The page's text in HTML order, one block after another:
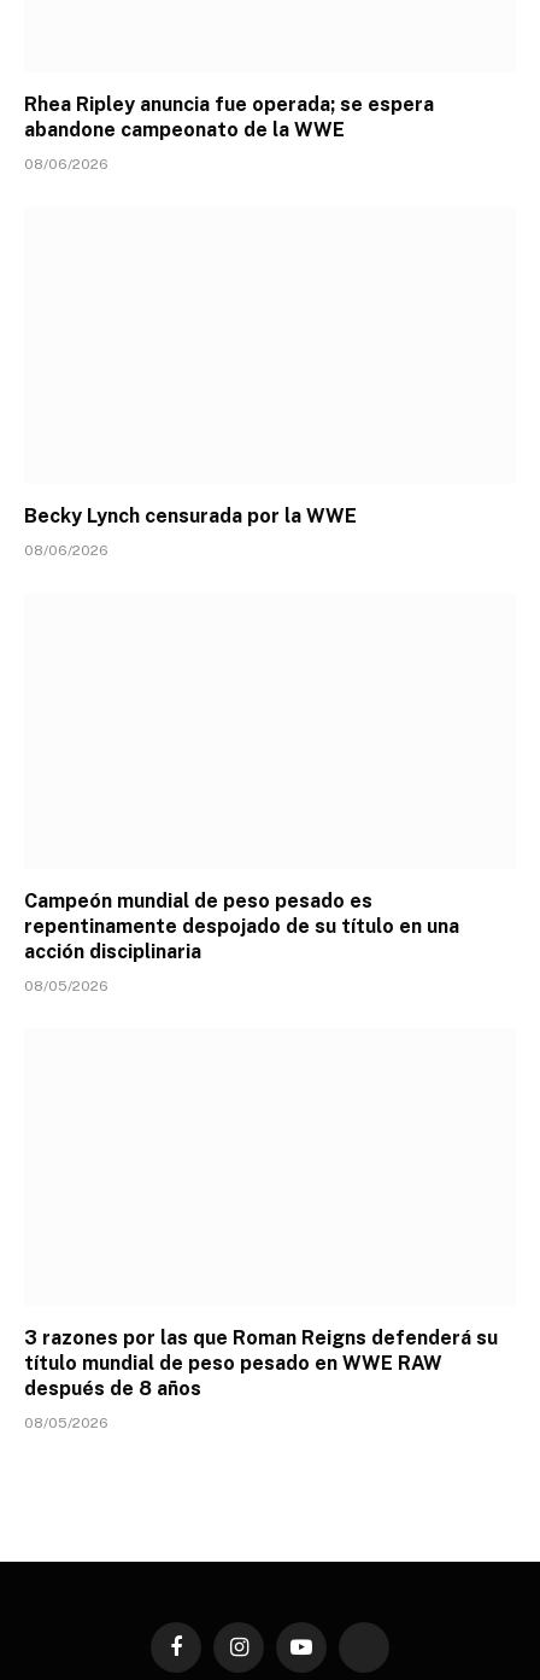
Rhea Ripley anuncia fue operada; se espera
abandone campeonato de la WWE
08/06/2026
Becky Lynch censurada por la WWE
08/06/2026
Campeón mundial de peso pesado es
repentinamente despojado de su título en una
acción disciplinaria
08/05/2026
3 razones por las que Roman Reigns defenderá su
título mundial de peso pesado en WWE RAW
después de 8 años
08/05/2026
FacebookInstagramYouTube TikTok